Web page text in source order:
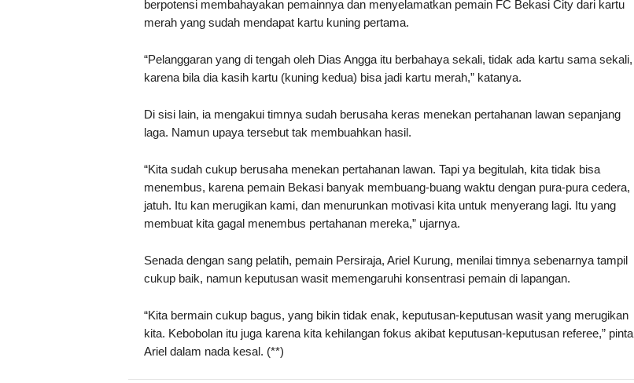
berpotensi membahayakan pemainnya dan menyelamatkan pemain FC Bekasi City dari kartu
merah yang sudah mendapat kartu kuning pertama.
“Pelanggaran yang di tengah oleh Dias Angga itu berbahaya sekali, tidak ada kartu sama sekali,
karena bila dia kasih kartu (kuning kedua) bisa jadi kartu merah,” katanya.
Di sisi lain, ia mengakui timnya sudah berusaha keras menekan pertahanan lawan sepanjang
laga. Namun upaya tersebut tak membuahkan hasil.
“Kita sudah cukup berusaha menekan pertahanan lawan. Tapi ya begitulah, kita tidak bisa
menembus, karena pemain Bekasi banyak membuang-buang waktu dengan pura-pura cedera,
jatuh. Itu kan merugikan kami, dan menurunkan motivasi kita untuk menyerang lagi. Itu yang
membuat kita gagal menembus pertahanan mereka,” ujarnya.
Senada dengan sang pelatih, pemain Persiraja, Ariel Kurung, menilai timnya sebenarnya tampil
cukup baik, namun keputusan wasit memengaruhi konsentrasi pemain di lapangan.
“Kita bermain cukup bagus, yang bikin tidak enak, keputusan-keputusan wasit yang merugikan
kita. Kebobolan itu juga karena kita kehilangan fokus akibat keputusan-keputusan referee,” pinta
Ariel dalam nada kesal. (**)